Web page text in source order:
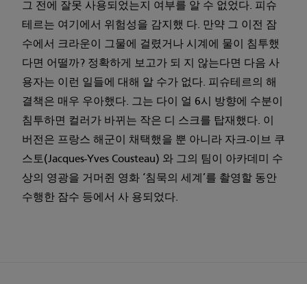
그 전에 잘못 사용되었는지 여부를 알 수 없었다. 피슈
테르는 여기에서 위험성을 감지했 다. 만약 그 이전 잠
수에서 크라운이 그물에 걸렸거나 시계에 물이 침투했
다면 어떨까? 정확하게 보고가 되 지 않는다면 다음 사
용자는 이런 일들에 대해 알 수가 없다. 피슈테르의 해
결책은 매우 우아했다. 그는 다이 얼 6시 방향에 수분이
침투하면 컬러가 바뀌는 작은 디 스크를 탑재했다. 이
버전은 프랑스 해군이 채택했을 뿐 아니라 자크-이브 쿠
스토(Jacques-Yves Cousteau) 와 그의 팀이 아카데미 수
상의 영광을 거머쥔 영화 ‘침묵의 세계’를 촬영할 동안
수행한 잠수 등에서 사 용되었다.